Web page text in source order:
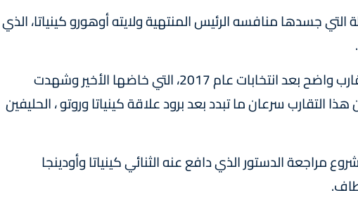
جسدها منافسه الرئيس المنتهية ولايته أوهورو كينياتا، الذي
يذكر أن كينياتا ورايلا أودينجا بصما على تقارب واضح بعد انتخابات عام 2017، التي خاضها الأخير وشهدت
التقارب سرعان ما تبدد بعد برود علاقة كينياتا وروتو ، الحليفين
مراجعة الدستور الذي دافع عنه الثنائي كينياتا وأودينجا